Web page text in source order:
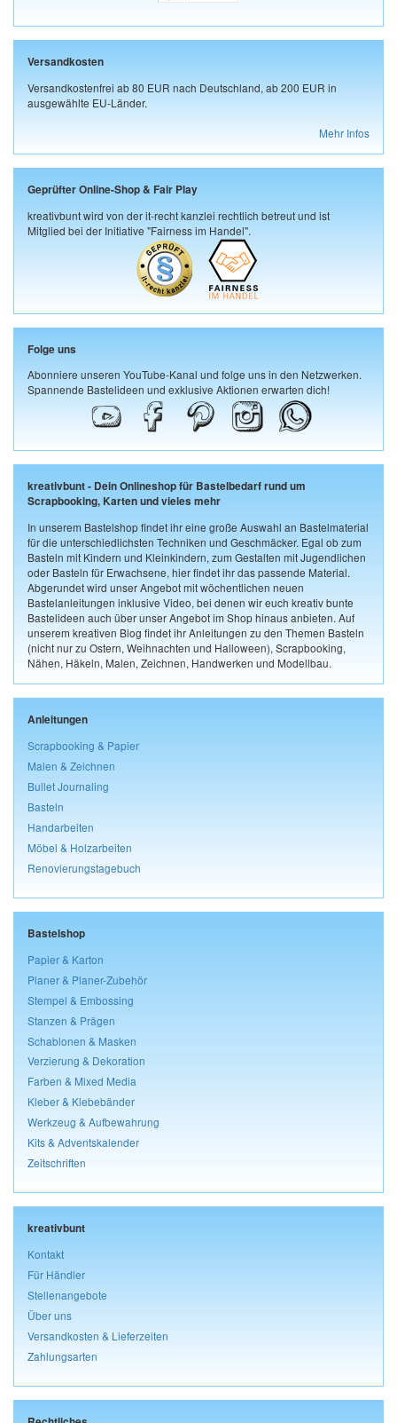
Versandkosten
Versandkostenfrei ab 80 EUR nach Deutschland, ab 200 EUR in
ausgewählte EU-Länder.
Mehr Infos
Geprüfter Online-Shop & Fair Play
kreativbunt wird von der it-recht kanzlei rechtlich betreut und ist
Mitglied bei der Initiative "Fairness im Handel".
Folge uns
Abonniere unseren YouTube-Kanal und folge uns in den Netzwerken.
Spannende Bastelideen und exklusive Aktionen erwarten dich!
kreativbunt - Dein Onlineshop für Bastelbedarf rund um
Scrapbooking, Karten und vieles mehr
In unserem Bastelshop findet ihr eine große Auswahl an Bastelmaterial
für die unterschiedlichsten Techniken und Geschmäcker. Egal ob zum
Basteln mit Kindern und Kleinkindern, zum Gestalten mit Jugendlichen
oder Basteln für Erwachsene, hier findet ihr das passende Material.
Abgerundet wird unser Angebot mit wöchentlichen neuen
Bastelanleitungen inklusive Video, bei denen wir euch kreativ bunte
Bastelideen auch über unser Angebot im Shop hinaus anbieten. Auf
unserem kreativen Blog findet ihr Anleitungen zu den Themen Basteln
(nicht nur zu Ostern, Weihnachten und Halloween), Scrapbooking,
Nähen, Häkeln, Malen, Zeichnen, Handwerken und Modellbau.
Anleitungen
Scrapbooking & Papier
Malen & Zeichnen
Bullet Journaling
Basteln
Handarbeiten
Möbel & Holzarbeiten
Renovierungstagebuch
Bastelshop
Papier & Karton
Planer & Planer-Zubehör
Stempel & Embossing
Stanzen & Prägen
Schablonen & Masken
Verzierung & Dekoration
Farben & Mixed Media
Kleber & Klebebänder
Werkzeug & Aufbewahrung
Kits & Adventskalender
Zeitschriften
kreativbunt
Kontakt
Für Händler
Stellenangebote
Über uns
Versandkosten & Lieferzeiten
Zahlungsarten